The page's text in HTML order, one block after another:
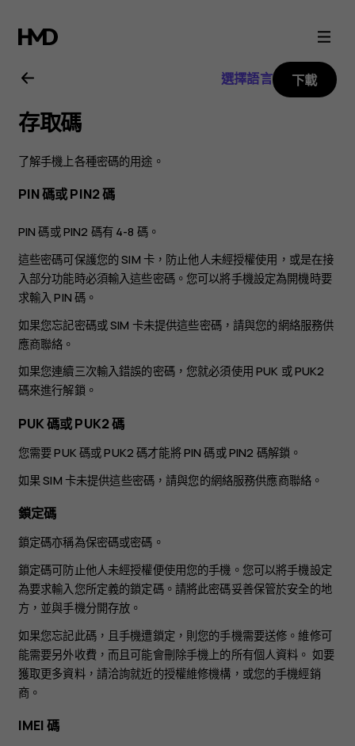
Nokia
3.2
用
戶
指
南
選擇語言 下載
存取碼
了解手機上各種密碼的用途。
PIN 碼或 PIN2 碼
PIN 碼或 PIN2 碼有 4-8 碼。
這些密碼可保護您的 SIM 卡，防止他人未經授權使用，或是在接
入部分功能時必須輸入這些密碼。您可以將手機設定為開機時要
求輸入 PIN 碼。
如果您忘記密碼或 SIM 卡未提供這些密碼，請與您的網絡服務供
應商聯絡。
如果您連續三次輸入錯誤的密碼，您就必須使用 PUK 或 PUK2
碼來進行解鎖。
PUK 碼或 PUK2 碼
您需要 PUK 碼或 PUK2 碼才能將 PIN 碼或 PIN2 碼解鎖。
如果 SIM 卡未提供這些密碼，請與您的網絡服務供應商聯絡。
鎖定碼
鎖定碼亦稱為保密碼或密碼。
鎖定碼可防止他人未經授權便使用您的手機。您可以將手機設定
為要求輸入您所定義的鎖定碼。請將此密碼妥善保管於安全的地
方，並與手機分開存放。
如果您忘記此碼，且手機遭鎖定，則您的手機需要送修。維修可
能需要另外收費，而且可能會刪除手機上的所有個人資料。 如要
獲取更多資料，請洽詢就近的授權維修機構，或您的手機經銷
商。
IMEI 碼